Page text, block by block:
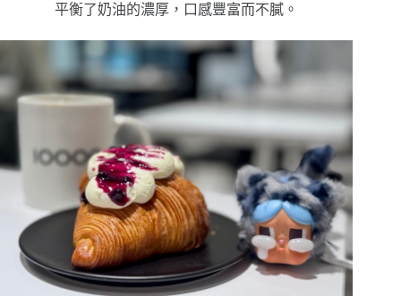
平衡了奶油的濃厚，口感豐富而不膩。